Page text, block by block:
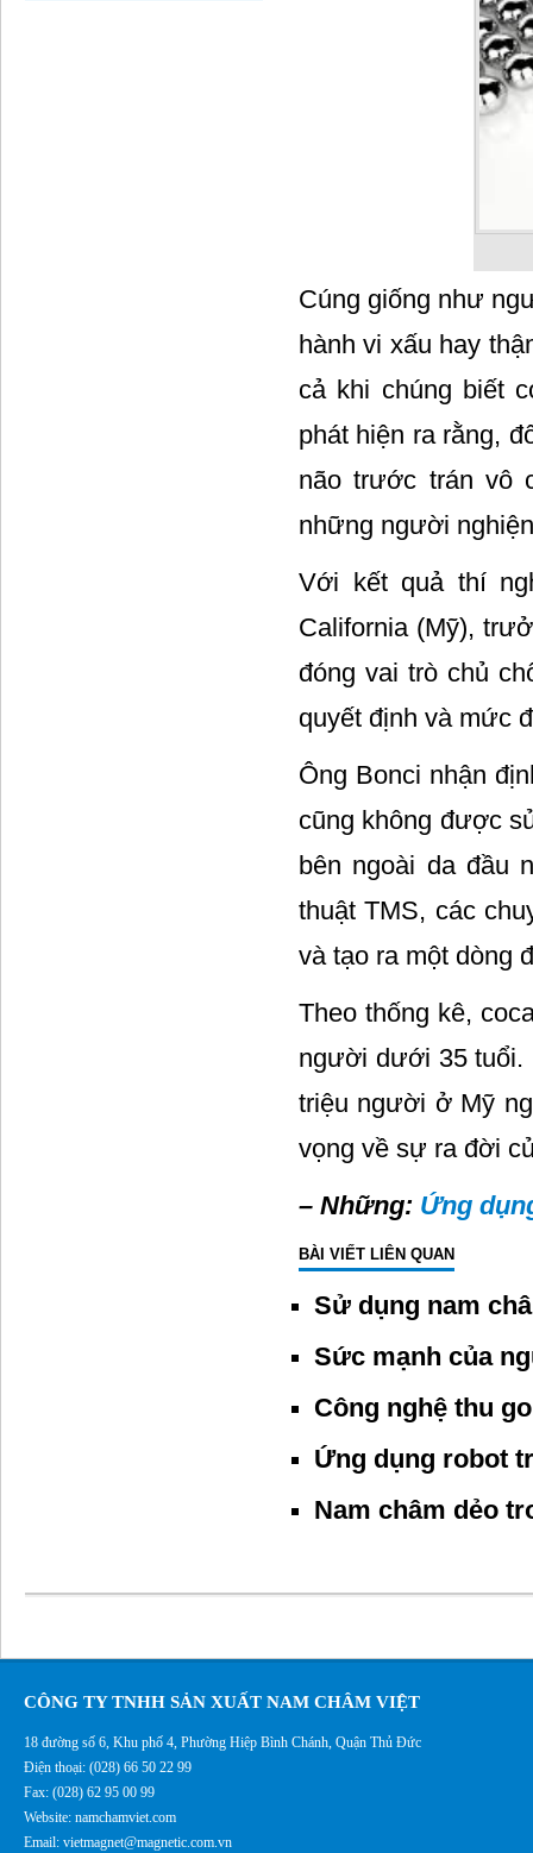
Cúng giống như
hành vi xấu hay
cả khi chúng biết
phát hiện ra rằng,
não trước trán vô
những người
Với kết quả thí
California (Mỹ),
đóng vai trò chủ
quyết định và mức
Ông Bonci nhận
cũng không được
bên ngoài da đầu
thuật TMS, các
và tạo ra một dòng
Theo thống kê,
người dưới 35 tuổi.
triệu người ở Mỹ
vọng về sự ra đời
– Những: Ứng
BÀI VIẾT LIÊN QUAN
Sử dụng nam
Sức mạnh của
Công nghệ thu
Ứng dụng robot
Nam châm dẻo
CÔNG TY TNHH SẢN XUẤT NAM CHÂM VIỆT
18 đường số 6, Khu phố 4, Phường Hiệp Bình Chánh, Quận Thủ Đức
Điện thoại: (028) 66 50 22 99
Fax: (028) 62 95 00 99
Website: namchamviet.com
Email: vietmagnet@magnetic.com.vn